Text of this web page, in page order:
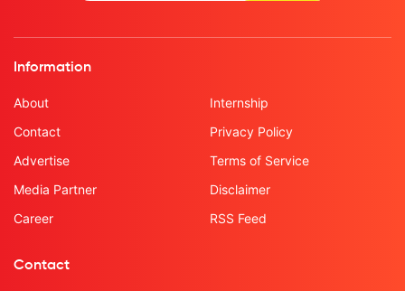
Information
About
Contact
Advertise
Media Partner
Career
Internship
Privacy Policy
Terms of Service
Disclaimer
RSS Feed
Contact